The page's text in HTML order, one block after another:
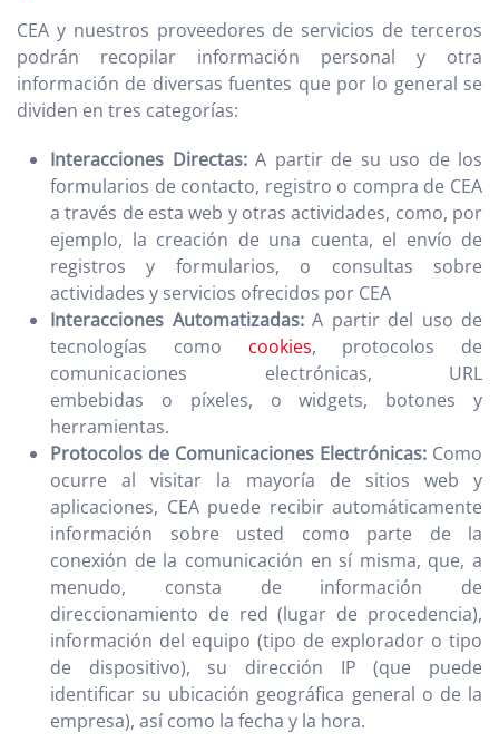
CEA y nuestros proveedores de servicios de terceros
podrán recopilar información personal y otra
información de diversas fuentes que por lo general se
dividen en tres categorías:
Interacciones Directas: A partir de su uso de los
formularios de contacto, registro o compra de CEA
a través de esta web y otras actividades, como, por
ejemplo, la creación de una cuenta, el envío de
registros y formularios, o consultas sobre
actividades y servicios ofrecidos por CEA
Interacciones Automatizadas: A partir del uso de
tecnologías como cookies, protocolos de
comunicaciones electrónicas, URL
embebidas o píxeles, o widgets, botones y
herramientas.
Protocolos de Comunicaciones Electrónicas: Como
ocurre al visitar la mayoría de sitios web y
aplicaciones, CEA puede recibir automáticamente
información sobre usted como parte de la
conexión de la comunicación en sí misma, que, a
menudo, consta de información de
direccionamiento de red (lugar de procedencia),
información del equipo (tipo de explorador o tipo
de dispositivo), su dirección IP (que puede
identificar su ubicación geográfica general o de la
empresa), así como la fecha y la hora.